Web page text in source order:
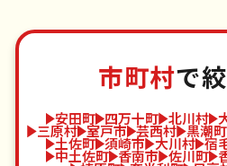
市町村で
安田町 四万十町 北川村
三原村 室戸市 芸西村 黒潮町
土佐町 須崎市 大川村 宿
中土佐町 香南市 佐川町